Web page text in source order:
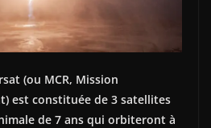
(ou MCR, Mission
est constituée de 3 satellites
de 7 ans qui orbiteront à